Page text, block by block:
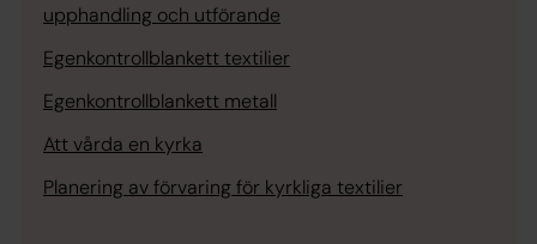
upphandling och utförande
Egenkontrollblankett textilier
Egenkontrollblankett metall
Att vårda en kyrka
Planering av förvaring för kyrkliga textilier